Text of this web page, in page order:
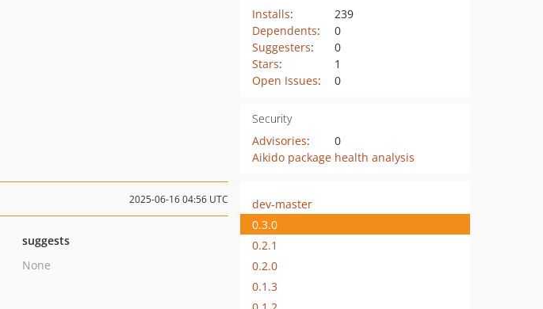
Installs:
239
Dependents:
0
Suggesters:
0
Stars:
1
Open Issues: 0
Security
Advisories:
0
Aikido package health analysis
2025-06-16 04:56 UTC
suggests
None
dev-master
0.3.0
0.2.1
0.2.0
0.1.3